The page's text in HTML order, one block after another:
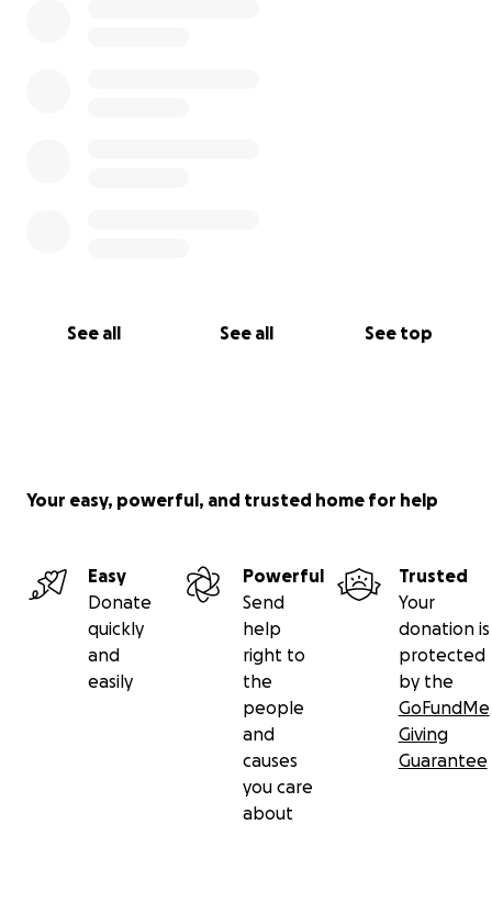
See all See all See top
Your easy, powerful, and trusted home for help
Easy
Donate
quickly
and
easily
Powerful
Send
help
right to
the
people
and
causes
you care
about
Trusted
Your
donation is
protected
by the
GoFundMe
Giving
Guarantee